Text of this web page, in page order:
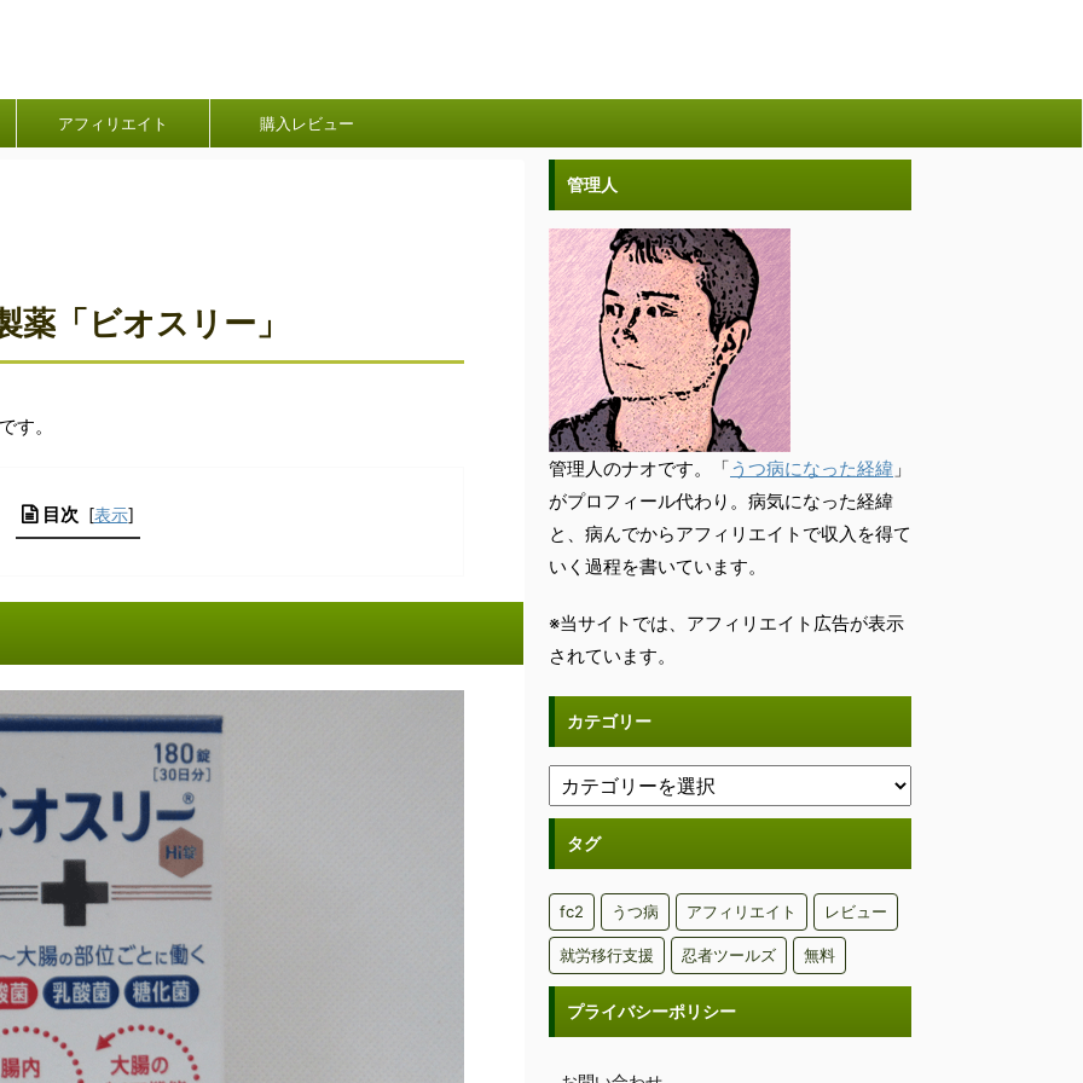
アフィリエイト 購入レビュー
薬「ビオスリー」
す。
目次 [表示]
管理人
管理人のナオです。「うつ病になった経緯 」
がプロフィール代わり。病気になった経緯
と、病んでからアフィリエイトで収入を得て
いく過程を書いています。
※当サイトでは、アフィリエイト広告が表示
されています。
カテゴリー
タグ
fc2 うつ病 アフィリエイト レビュー
就労移行支援 忍者ツールズ 無料
プライバシーポリシー